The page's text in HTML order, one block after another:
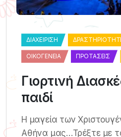
ΔΙΑΧΕΊΡΙΣΗ
ΟΙΚΟΓΈΝΕΙΑ ΠΡΟΤΆΣΕΙΣ
Γιορτινή
παιδί
Η μαγεία των
Αθήνα μας…Τρέξτε με